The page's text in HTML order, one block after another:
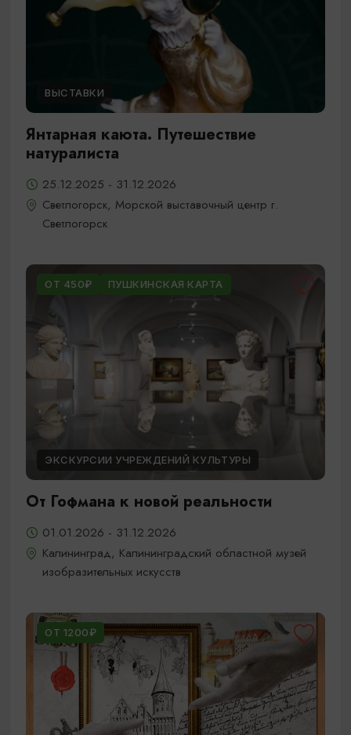
ВЫСТАВКИ
Янтарная каюта. Путешествие
натуралиста
25.12.2025 - 31.12.2026
Светлогорск, Морской выставочный центр г.
Светлогорск
ОТ 450₽ ПУШКИНСКАЯ КАРТА
ЭКСКУРСИИ УЧРЕЖДЕНИЙ КУЛЬТУРЫ
От Гофмана к новой реальности
01.01.2026 - 31.12.2026
Калининград, Калининградский областной музей
изобразительных искусств
ОТ 1200₽